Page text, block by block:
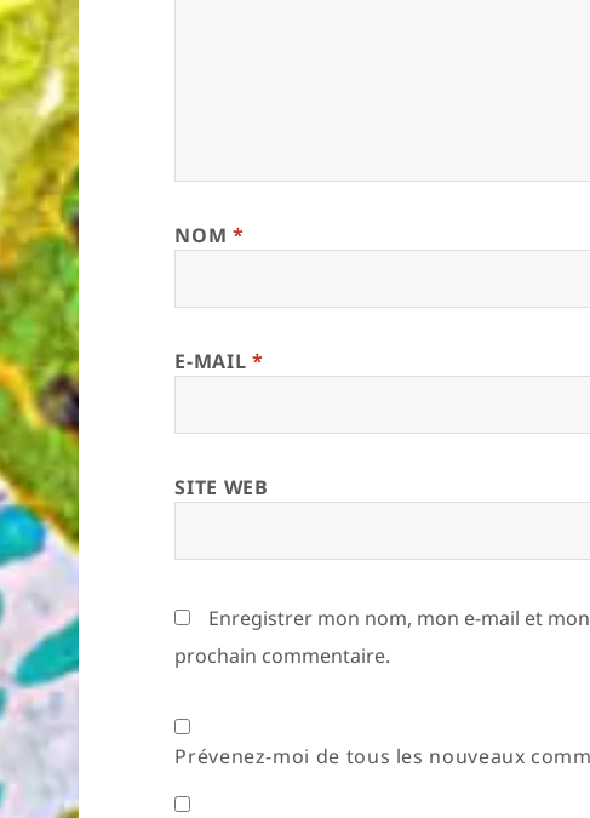
NOM *
E-MAIL *
SITE WEB
Enregistrer mon nom, mon e-mail et
prochain commentaire.
Prévenez-moi de tous les nouveaux